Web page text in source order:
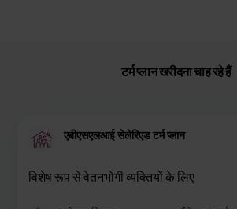
टर्म प्लान खरीदना चाह रहे हैं
एबीएसएलआई सेलेरिएड टर्म प्लान
विशेष रूप से वेतनभोगी व्यक्तियों के लिए